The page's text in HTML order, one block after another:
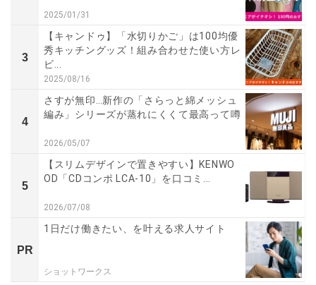
2025/01/31
3
【キャンドゥ】「水切りかご」は100均優
秀キッチングッズ！組み合わせた使い方レ
ビ...
2025/08/16
4
さすが無印…新作の「さらっと綿メッシュ
編み」シリーズが蒸れにくくて最高って噂
2026/05/07
5
【スリムデザインで置きやすい】KENWO
OD「CDコンポ LCA-10」を口コミ...
2026/07/08
PR
1日だけ働きたい、を叶える求人サイト
ショットワークス